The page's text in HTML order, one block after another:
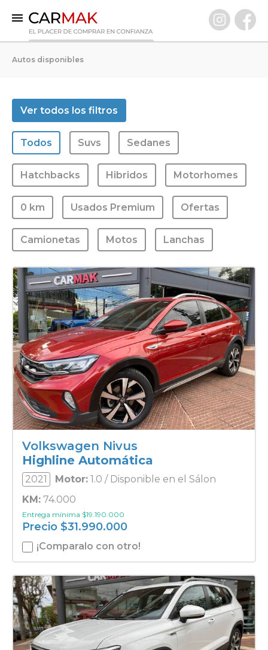
0 KM
Usados Premium
VENDÉ TU AUTO
CLIENTES
PREGUNTAS FRECUENTES
GARANTÍA CARMAK
CONOCÉ CARMAK
Autos disponibles
Ver todos los filtros
Todos Suvs Sedanes
Hatchbacks Hibridos Motorhomes
0 km Usados Premium Ofertas
Camionetas Motos Lanchas
Volkswagen Nivus
Highline Automática
2021 Motor: 1.0 / Disponible en el Sálon
KM: 74.000
Entrega mínima $19.190.000
Precio $31.990.000
¡Comparalo con otro!